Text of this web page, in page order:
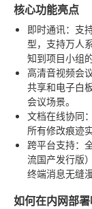
核心功能亮点
即时通讯：支
型，支持万人
知到项目小组
高清音视频会
共享和电子白
会议场景。
文档在线协同
所有修改痕迹
跨平台支持：
流国产发行版
终端消息无缝漫
如何在内网部